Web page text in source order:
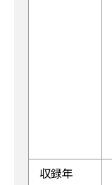
収録年